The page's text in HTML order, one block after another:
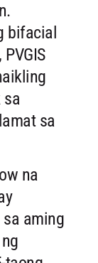
bifacial
sa
sa
na
aming